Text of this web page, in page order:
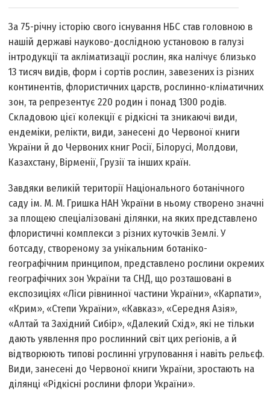
За 75-річну історію свого існування НБС став головною в
нашій державі науково-дослідною установою в галузі
інтродукції та акліматизації рослин, яка налічує близько
13 тисяч видів, форм і сортів рослин, завезених із різних
континентів, флористичних царств, рослинно-кліматичних
зон, та репрезентує 220 родин і понад 1300 родів.
Складовою цієї колекції є рідкісні та зникаючі види,
ендеміки, релікти, види, занесені до Червоної книги
України й до Червоних книг Росії, Білорусі, Молдови,
Казахстану, Вірменії, Грузії та інших країн.
Завдяки великій території Національного ботанічного
саду ім. М. М. Гришка НАН України в ньому створено значні
за площею спеціалізовані ділянки, на яких представлено
флористичні комплекси з різних куточків Землі. У
ботсаду, створеному за унікальним ботаніко-
географічним принципом, представлено рослини окремих
географічних зон України та СНД, що розташовані в
експозиціях «Ліси рівнинної частини України», «Карпати»,
«Крим», «Степи України», «Кавказ», «Середня Азія»,
«Алтай та Західний Сибір», «Далекий Схід», які не тільки
дають уявлення про рослинний світ цих регіонів, а й
відтворюють типові рослинні угруповання і навіть рельєф.
Види, занесені до Червоної книги України, зростають на
ділянці «Рідкісні рослини флори України».